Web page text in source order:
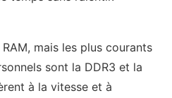
mais les plus courants
sont la DDR3 et la
à la vitesse et à